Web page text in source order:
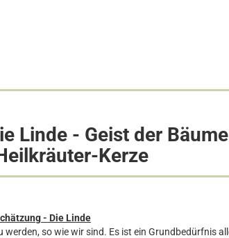
Linde - Geist der Bäume
Kerze
- Die Linde
so wie wir sind. Es ist ein Grundbedürfnis